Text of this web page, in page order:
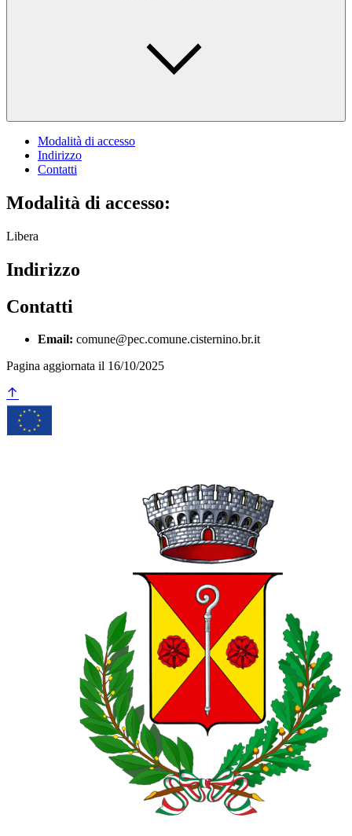
Modalità di accesso
Indirizzo
Contatti
Modalità di accesso:
Libera
Indirizzo
Contatti
Email: comune@pec.comune.cisternino.br.it
Pagina aggiornata il 16/10/2025